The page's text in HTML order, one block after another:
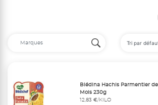
Blédina Hachis Parmentier
Mois 230g
12,83 €/KILO